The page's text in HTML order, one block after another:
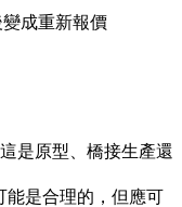
成重新報價
是原型、橋接生產還
能是合理的，但應可